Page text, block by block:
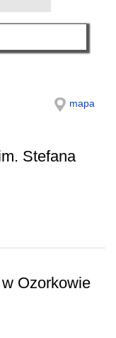
mapa
Stefana
Ozorkowie